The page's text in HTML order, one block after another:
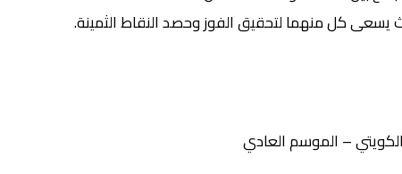
يسعى كل منهما لتحقيق الفوز وحصد النقاط الثمينة.
– الموسم العادي